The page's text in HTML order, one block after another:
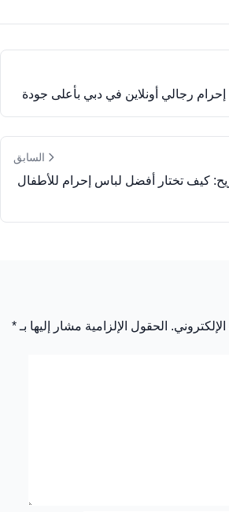
رجالي أونلاين في دبي بأعلى جودة
السابق
كيف تختار أفضل لباس إحرام للأطفال
الحقول الإلزامية مشار إليها بـ *